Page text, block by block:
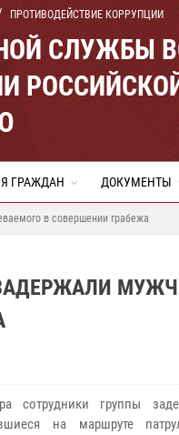
ПРОТИВОДЕЙСТВИЕ КОРРУПЦИИ
СЛУЖБЫ
ГРАЖДАН ДОКУМЕНТЫ
в совершении грабежа
сотрудники группы
на маршруте